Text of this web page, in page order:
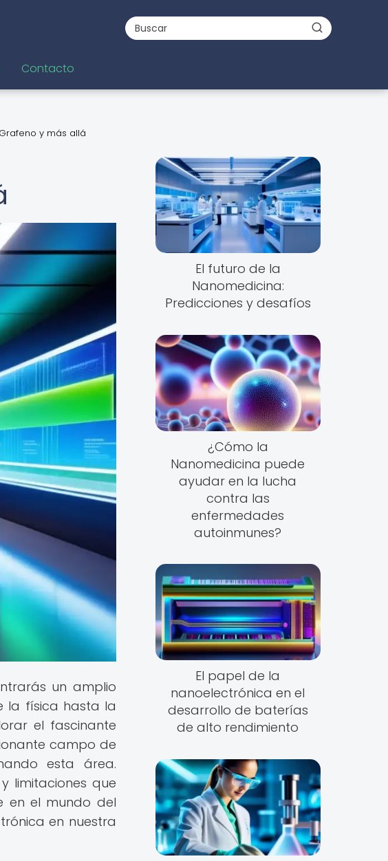
Contacto
y más allá
un amplio
la física hasta la
el fascinante
campo de
esta área.
limitaciones que
en el mundo del
en nuestra
El futuro de la
Nanomedicina:
Predicciones y desafíos
¿Cómo la
Nanomedicina puede
ayudar en la lucha
contra las
enfermedades
autoinmunes?
El papel de la
nanoelectrónica en el
desarrollo de baterías
de alto rendimiento